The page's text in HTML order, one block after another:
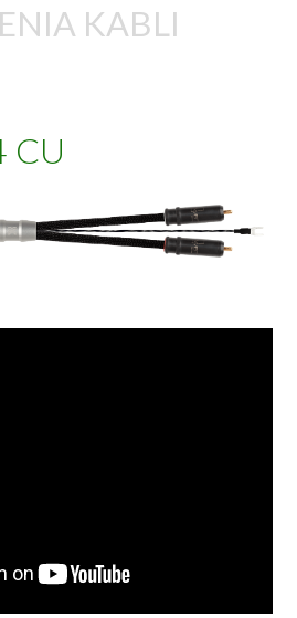
KABLI
CU